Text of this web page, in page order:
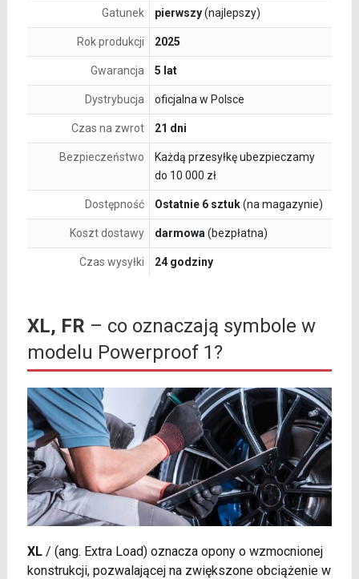
Gatunek pierwszy(najlepszy)
Rok produkcji 2025
Gwarancja 5 lat
Dystrybucja oficjalna w Polsce
Czas na zwrot 21 dni
Bezpieczeństwo
Każdą przesyłkę ubezpieczamy
do 10 000 zł
Dostępność Ostatnie 6 sztuk(na magazynie)
Koszt dostawy darmowa (bezpłatna)
Czas wysyłki 24 godziny
XL, FR – co oznaczają symbole w
modelu Powerproof 1?
XL/ (ang. Extra Load) oznacza opony o wzmocnionej
konstrukcji, pozwalającej na zwiększone obciążenie w